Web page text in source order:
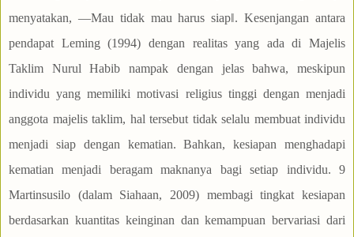
menyatakan, ―Mau tidak mau harus siap‖. Kesenjangan antara
pendapat Leming (1994) dengan realitas yang ada di Majelis
Taklim Nurul Habib nampak dengan jelas bahwa, meskipun
individu yang memiliki motivasi religius tinggi dengan menjadi
anggota majelis taklim, hal tersebut tidak selalu membuat individu
menjadi siap dengan kematian. Bahkan, kesiapan menghadapi
kematian menjadi beragam maknanya bagi setiap individu. 9
Martinsusilo (dalam Siahaan, 2009) membagi tingkat kesiapan
berdasarkan kuantitas keinginan dan kemampuan bervariasi dari